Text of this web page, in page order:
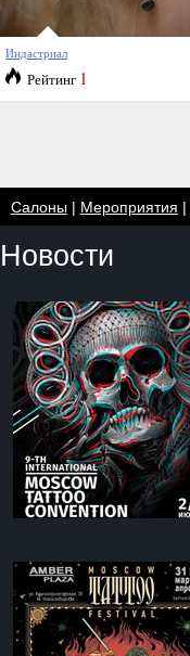
Индастриал
Рейтинг 1
Салоны| Мероприятия |
Новости